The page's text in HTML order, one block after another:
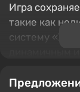
Игра
такие как
систему
побочных